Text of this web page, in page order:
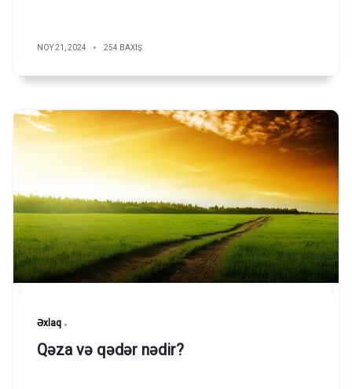
NOY 21, 2024 254 BAXIŞ
Əxlaq
Qəza və qədər nədir?